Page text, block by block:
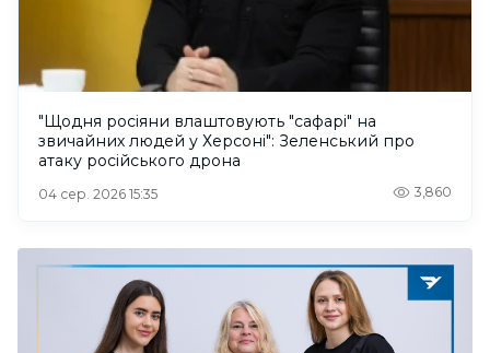
"Щодня росіяни влаштовують "сафарі" на
звичайних людей у Херсоні": Зеленський про
атаку російського дрона
04 сер. 2026 15:35 3,860